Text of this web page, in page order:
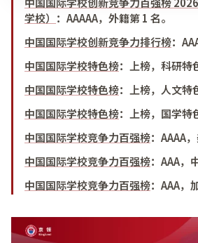
学校） ： AAAAA，外籍第 1 名。
中国国际学校创新竞争力排行榜：
中国国际学校特色榜： 上榜，科研特
中国国际学校特色榜： 上榜，人文特
中国国际学校特色榜： 上榜，国学特
中国国际学校竞争力百强榜： AAAA
中国国际学校竞争力百强榜： AAA，
中国国际学校竞争力百强榜： AAA，